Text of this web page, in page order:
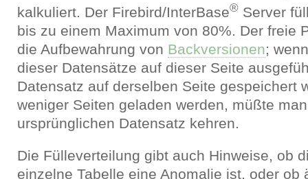
kalkuliert. Der Firebird/InterBase®Server
bis zu einem Maximum von 80%. Der freie
die Aufbewahrung von Backversionen;
dieser Datensätze auf dieser Seite
Datensatz auf derselben Seite gespeichert
weniger Seiten geladen werden, müßte
ursprünglichen Datensatz kehren.
Die Fülleverteilung gibt auch Hinweise, ob
einzelne Tabelle eine Anomalie ist, oder ob